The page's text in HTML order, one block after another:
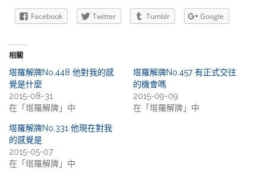
Facebook Twitter Tumblr Google
相關
塔羅解牌No.448 他對我的感
覺是什麼
2015-08-31
在「塔羅解牌」中
塔羅解牌No.457 有正式交往
的機會嗎
2015-09-09
在「塔羅解牌」中
塔羅解牌No.331 他現在對我
的感覺是
2015-05-07
在「塔羅解牌」中